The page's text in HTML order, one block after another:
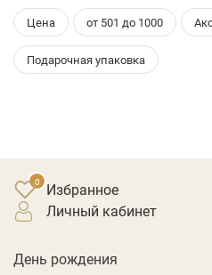
Цена от 501 до 1000
Подарочная упаковка
Избранное
личный кабинет
День рождения